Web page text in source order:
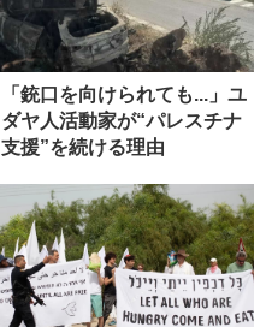
「銃口を向けられても...」ユ
ダヤ人活動家が“パレスチナ
支援”を続ける理由